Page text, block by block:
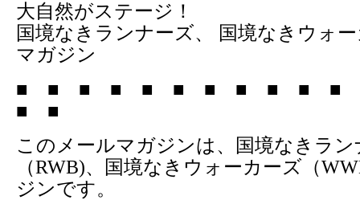
大自然がステージ！
国境なきランナーズ、 国境なきウォ
マガジン
■ ■ ■ ■ ■ ■ ■ ■ ■ ■
■ ■
このメールマガジンは、国境なきラン
（RWB)、国境なきウォーカーズ（
ジンです。